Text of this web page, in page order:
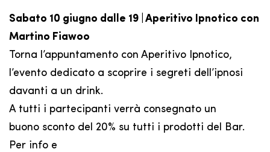
Sabato 10 giugno dalle 19 | Aperitivo Ipnotico con
Martino Fiawoo
Torna l’appuntamento con Aperitivo Ipnotico,
l’evento dedicato a scoprire i segreti dell’ipnosi
davanti a un drink.
A tutti i partecipanti verrà consegnato un
buono sconto del 20% su tutti i prodotti del Bar.
Per info e